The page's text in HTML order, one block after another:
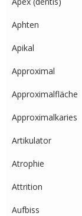
Aphten
Apikal
Approximal
Approximalfläche
Approximalkaries
Artikulator
Atrophie
Attrition
Aufbiss